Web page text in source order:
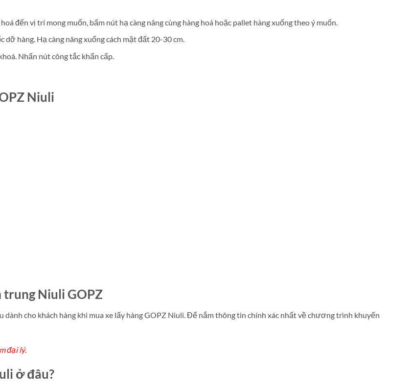
đến vị trí mong muốn, bấm nút hạ càng nâng cùng hàng hoá hoặc pallet hàng xuống theo ý muốn.
hàng. Hạ càng nâng xuống cách mặt đất 20-30 cm.
Nhấn nút công tắc khẩn cấp.
Niuli
trung Niuli GOPZ
cho khách hàng khi mua xe lấy hàng GOPZ Niuli. Để nắm thông tin chính xác nhất về chương trình khuyến
đại lý.
ở đâu?